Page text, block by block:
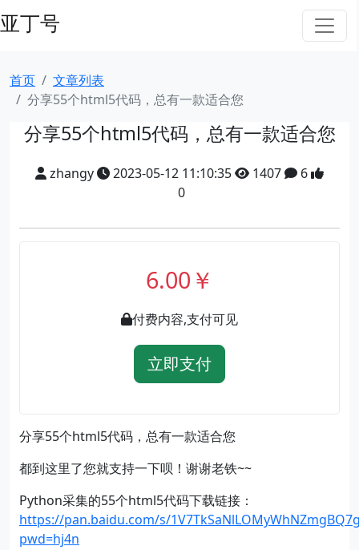
亚丁号
首页
文章列表
分享55个html5代码，总有一款适合您
分享55个html5代码，总有一款适合您
zhangy 2023-05-12 11:10:35 1407
6
0
6.00￥
付费内容,支付可见
立即支付
分享55个html5代码，总有一款适合您
都到这里了您就支持一下呗！谢谢老铁~~
Python采集的55个html5代码下载链接：
https://pan.baidu.com/s/
pwd=hj4n